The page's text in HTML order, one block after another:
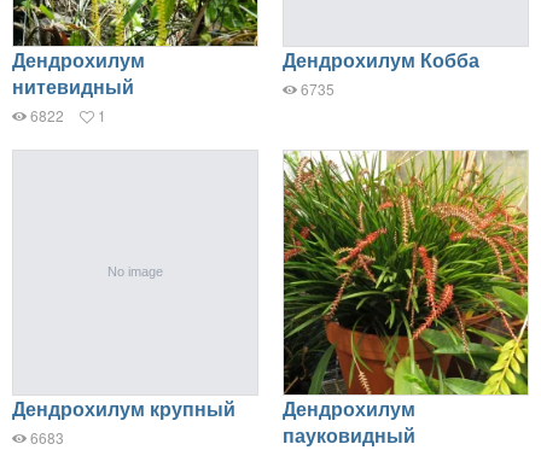
Дендрохилум
нитевидный
6822 1
Дендрохилум Кобба
6735
Дендрохилум крупный
6683
Дендрохилум
пауковидный